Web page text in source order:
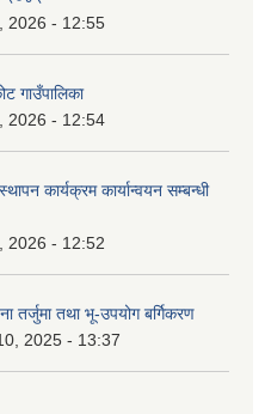
2026 - 12:55
गाउँपालिका
2026 - 12:54
कार्यक्रम कार्यान्वयन सम्बन्धी
2026 - 12:52
तर्जुमा तथा भू-उपयोग बर्गिकरण
2025 - 13:37